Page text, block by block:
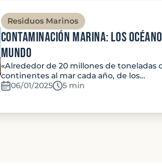
Residuos Marinos
Contaminación marina: Los
mundo
«Alrededor de 20 millones de toneladas
continentes al mar cada año, de los…
06/01/2025
Temps de lecture:
5 min